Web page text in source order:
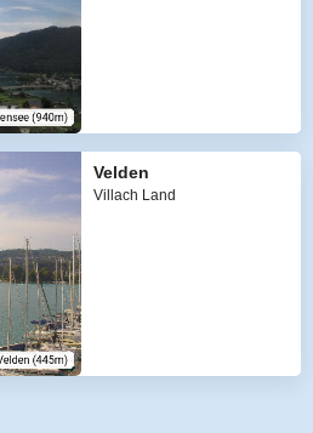
Velden
Villach Land